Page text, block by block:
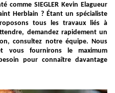
comme SIEGLER Kevin Elagueur
Herblain ? Étant un spécialiste
tous les travaux liés à
demandez rapidement un
consultez notre équipe. Nous
vous fournirons le maximum
pour connaître davantage